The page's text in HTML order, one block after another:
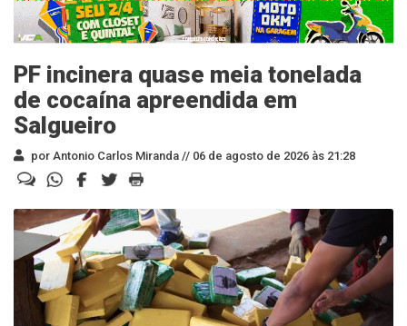
PF incinera quase meia tonelada
de cocaína apreendida em
Salgueiro
por Antonio Carlos Miranda // 06 de agosto de 2026 às 21:28